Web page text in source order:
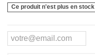
Ce produit n'est plus en stock